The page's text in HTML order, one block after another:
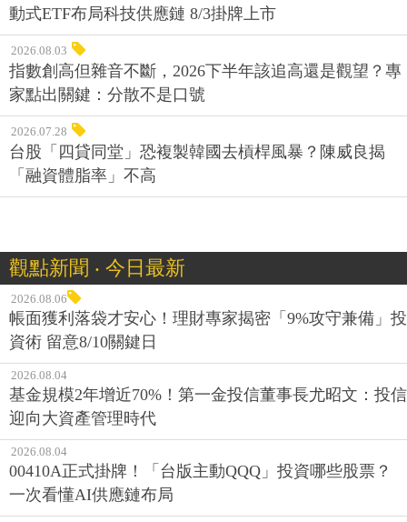
動式ETF布局科技供應鏈 8/3掛牌上市
2026.08.03
指數創高但雜音不斷，2026下半年該追高還是觀望？專
家點出關鍵：分散不是口號
2026.07.28
台股「四貸同堂」恐複製韓國去槓桿風暴？陳威良揭
「融資體脂率」不高
觀點新聞 ‧ 今日最新
2026.08.06
帳面獲利落袋才安心！理財專家揭密「9%攻守兼備」投
資術 留意8/10關鍵日
2026.08.04
基金規模2年增近70%！第一金投信董事長尤昭文：投信
迎向大資產管理時代
2026.08.04
00410A正式掛牌！「台版主動QQQ」投資哪些股票？
一次看懂AI供應鏈布局